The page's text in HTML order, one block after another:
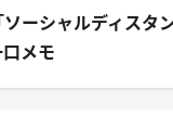
ーシャルディスタ
メモ